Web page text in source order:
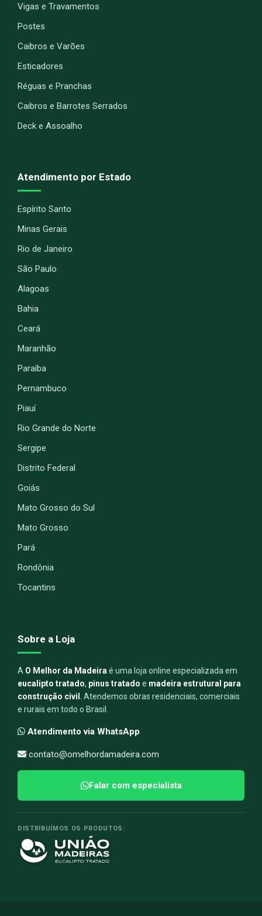
Vigas e Travamentos
Postes
Caibros e Varões
Esticadores
Réguas e Pranchas
Caibros e Barrotes Serrados
Deck e Assoalho
Atendimento por Estado
Espírito Santo
Minas Gerais
Rio de Janeiro
São Paulo
Alagoas
Bahia
Ceará
Maranhão
Paraíba
Pernambuco
Piauí
Rio Grande do Norte
Sergipe
Distrito Federal
Goiás
Mato Grosso do Sul
Mato Grosso
Pará
Rondônia
Tocantins
Sobre a Loja
A O Melhor da Madeira é uma loja online especializada em
eucalipto tratado, pinus tratado e madeira estrutural para
construção civil
. Atendemos obras residenciais, comerciais
e rurais em todo o Brasil.
Atendimento via WhatsApp
contato@omelhordamadeira.com
Falar com especialista
DISTRIBUÍMOS OS PRODUTOS: